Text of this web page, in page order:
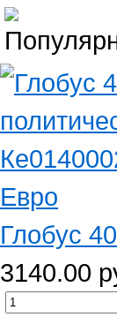
Глобус
3140.00